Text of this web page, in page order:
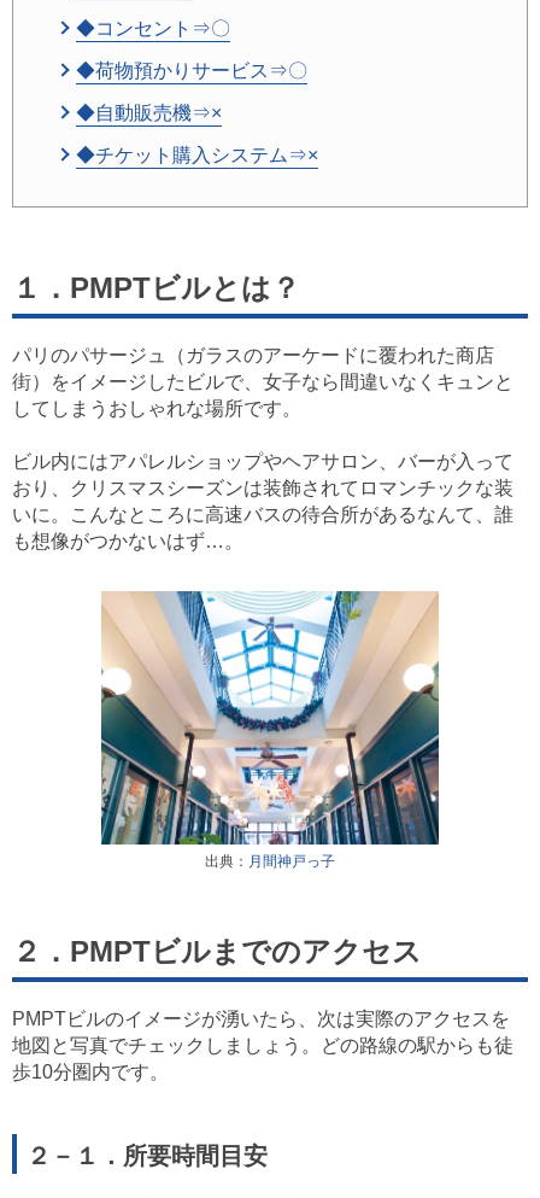
◆コンセント⇒〇
◆荷物預かりサービス⇒〇
◆自動販売機⇒×
◆チケット購入システム⇒×
１．PMPTビルとは？
パリのパサージュ（ガラスのアーケードに覆われた商店
街）をイメージしたビルで、女子なら間違いなくキュンと
してしまうおしゃれな場所です。
ビル内にはアパレルショップやヘアサロン、バーが入って
おり、クリスマスシーズンは装飾されてロマンチックな装
いに。こんなところに高速バスの待合所があるなんて、誰
も想像がつかないはず…。
出典： 月間神戸っ子
２．PMPTビルまでのアクセス
PMPTビルのイメージが湧いたら、次は実際のアクセスを
地図と写真でチェックしましょう。どの路線の駅からも徒
歩10分圏内です。
２－１．所要時間目安